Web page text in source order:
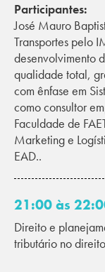
Participantes:
José Mauro
Transportes pelo
desenvolvimento
qualidade total,
com ênfase em
como consultor
Faculdade de
Marketing e
EAD..
21:00 às
Direito e
tributário no